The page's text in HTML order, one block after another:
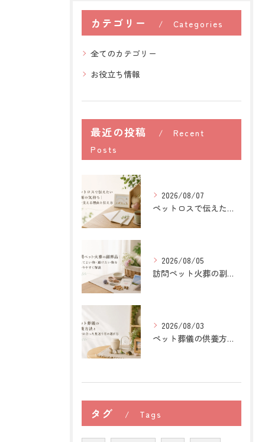
カテゴリー Categories
全てのカテゴリー
お役立ち情報
最近の投稿
Recent
Posts
2026/08/07
ペットロスで伝えたい感謝の気持ち｜心を支える理由と伝え方
2026/08/05
訪問ペット火葬の副葬品｜入れてよい物・避けたい物を分かりやすく解説
2026/08/03
ペット葬儀の供養方法と自分に合った見送り方の選び方
タグ Tags